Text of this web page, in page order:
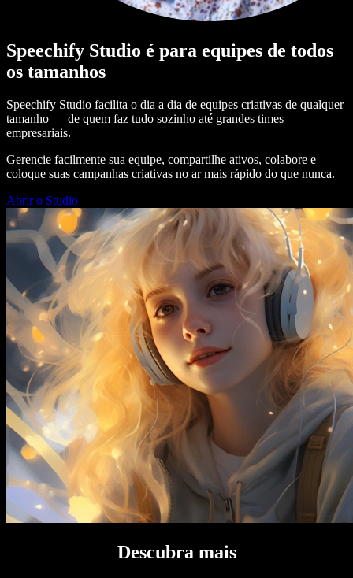
Speechify Studio é para equipes de todos
os tamanhos
Speechify Studio facilita o dia a dia de equipes criativas de qualquer
tamanho — de quem faz tudo sozinho até grandes times
empresariais.
Gerencie facilmente sua equipe, compartilhe ativos, colabore e
coloque suas campanhas criativas no ar mais rápido do que nunca.
Abrir o Studio
Descubra mais